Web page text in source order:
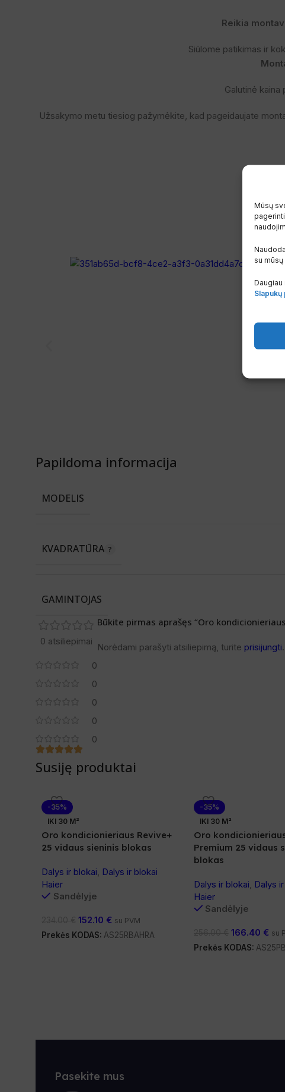
Mūsų
su mūsų
Reikia
Siūlome patikimas ir
Galutinė
Užsakymo metu tiesiog pažymėkite, kad pageidaujate
Papildoma informacija
MODELIS
KVADRATŪRA
GAMINTOJAS
0 atsiliepimai
0
0
0
0
0
Būkite pirmas aprašęs “Oro
Norėdami parašyti atsiliepimą, turite prisijungti.
Susiję produktai
-35%
IKI 30 M²
Oro kondicionieriaus Revive+
25 vidaus sieninis blokas
Dalys ir blokai Dalys ir blokai
Haier
Sandėlyje
152.10 € su PVM
Prekės KODAS: AS25RBAHRA
-35%
IKI 30 M²
Oro
Premium 25 vidaus
blokas
Dalys ir blokai Dalys
Haier
Sandėlyje
166.40 € su
Prekės KODAS:
Pasekite mus